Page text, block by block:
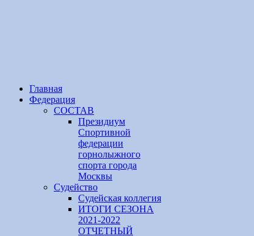
Главная
Федерация
СОСТАВ
Президиум
Спортивной
федерации
горнолыжного
спорта города
Москвы
Судейство
Cудейская коллегия
ИТОГИ СЕЗОНА
2021-2022
ОТЧЕТНЫЙ